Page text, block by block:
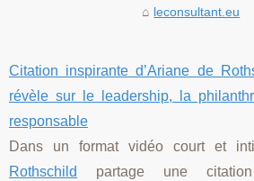
leconsultant.eu
Citation inspirante d’Ariane de
révèle sur le leadership, la
responsable
Dans un format vidéo court et
Rothschild
partage une